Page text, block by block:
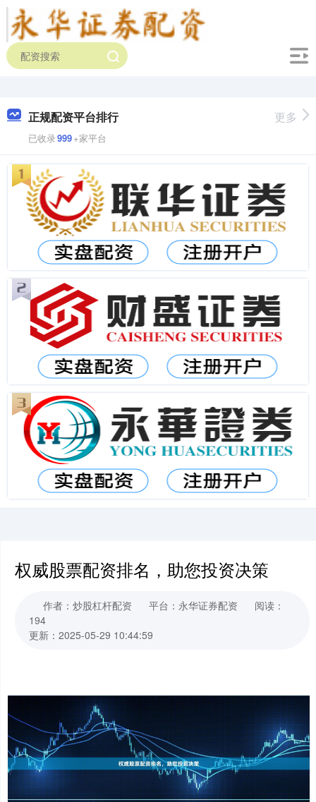
正规配资平台排行
已收录999+家平台
更多
权威股票配资排名，助您投资决策
作者：炒股杠杆配资 平台：永华证券配资
阅读：
194
更新：2025-05-29 10:44:59